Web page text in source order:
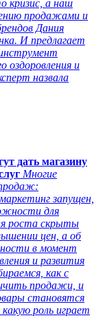
кризис, а наш
продажами и
Дания
И предлагает
оздоровления и
назвала
дать магазину
Многие
запущен,
для
роста скрыты
цен, а об
в момент
и развития
как с
продажи, и
становятся
роль играет